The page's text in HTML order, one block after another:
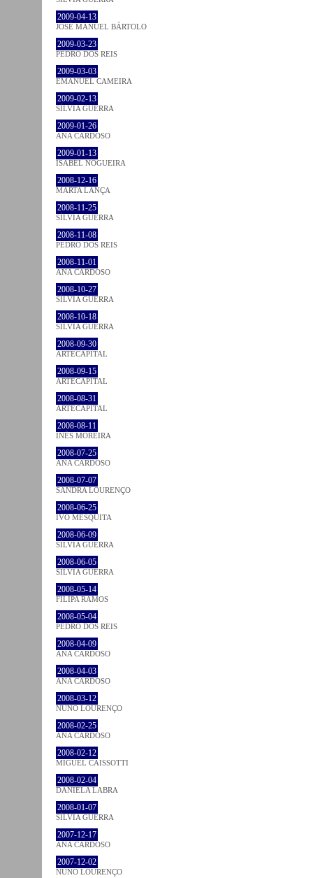
2009-04-13
JOSÉ MANUEL BÁRTOLO
2009-03-23
PEDRO DOS REIS
2009-03-03
EMANUEL CAMEIRA
2009-02-13
SÍLVIA GUERRA
2009-01-26
ANA CARDOSO
2009-01-13
ISABEL NOGUEIRA
2008-12-16
MARTA LANÇA
2008-11-25
SÍLVIA GUERRA
2008-11-08
PEDRO DOS REIS
2008-11-01
ANA CARDOSO
2008-10-27
SÍLVIA GUERRA
2008-10-18
SÍLVIA GUERRA
2008-09-30
ARTECAPITAL
2008-09-15
ARTECAPITAL
2008-08-31
ARTECAPITAL
2008-08-11
INÊS MOREIRA
2008-07-25
ANA CARDOSO
2008-07-07
SANDRA LOURENÇO
2008-06-25
IVO MESQUITA
2008-06-09
SÍLVIA GUERRA
2008-06-05
SÍLVIA GUERRA
2008-05-14
FILIPA RAMOS
2008-05-04
PEDRO DOS REIS
2008-04-09
ANA CARDOSO
2008-04-03
ANA CARDOSO
2008-03-12
NUNO LOURENÇO
2008-02-25
ANA CARDOSO
2008-02-12
MIGUEL CAISSOTTI
2008-02-04
DANIELA LABRA
2008-01-07
SÍLVIA GUERRA
2007-12-17
ANA CARDOSO
2007-12-02
NUNO LOURENÇO